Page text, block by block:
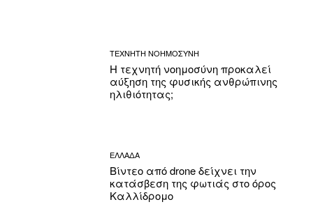
ΤΕΧΝΗΤΗ ΝΟΗΜΟΣΥΝΗ
Η τεχνητή νοημοσύνη προκαλεί
αύξηση της φυσικής ανθρώπινης
ηλιθιότητας;
ΕΛΛΑΔΑ
Βίντεο από drone δείχνει την
κατάσβεση της φωτιάς στο όρος
Καλλίδρομο